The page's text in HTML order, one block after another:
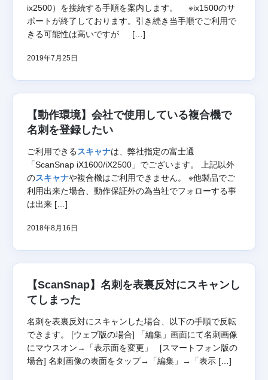
ix2500）を接続する手順を案内します。 ※ix1500のサ
ポートが終了しております。引き続き当手順でご利用で
きる可能性は高いですが […]
2019年7月25日
【動作環境】会社で使用している複合機で
名刺を登録したい
ご利用できる スキャナは、弊社指定の富士通
「ScanSnap iX1600/iX2500」でございます。 上記以外
のスキャナや複合機はご利用できません。 ※他製品でご
利用出来た場合、動作保証外の為当社でフォローする事
は出来 […]
2018年8月16日
【ScanSnap】名刺を表裏反対にスキャンし
てしまった
名刺を表裏反対にスキャンした場合、以下の手順で反転
できます。 [ウェブ版の場合] 「編集」画面にて名刺画像
にマウスオン→「表示面を変更」 [スマートフォン版の
場合] 名刺画像の表面をタップ→「編集」→「表示 […]